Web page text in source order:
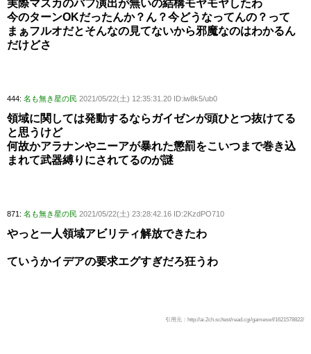
実際マスカのバフ演出が無いの結構モヤモヤしたわ
今のターンOKだったんか？ん？今どうなってんの？って
まぁフルオだとそんなの見てないから邪魔なのはわかるん
だけどさ
444: 名も無き星の民 2021/05/22(土) 12:35:31.20 ID:iw8k5/ub0
領域に関しては発動するならガイゼンが頭ひとつ抜けてる
と思うけど
何故かアラナンやニーアが暴れた懲罰をこいつまで巻き込
まれて武器縛りにされてるのが謎
871: 名も無き星の民 2021/05/22(土) 23:28:42.16 ID:2KzdPO710
やっと一人領域アビリティ解放できたわ
ていうかイデアの要求エグすぎだろ狂うわ
引用元：http://ai.2ch.sc/test/read.cgi/gameswf/1621578822/